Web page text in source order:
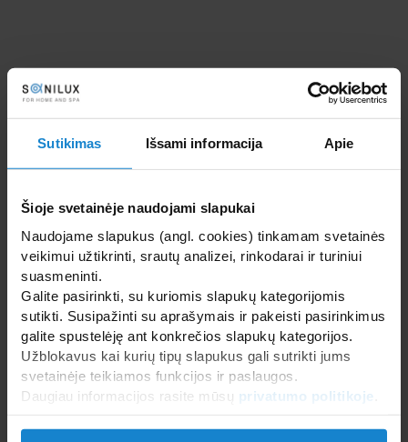
Sutikimas Išsami informacija Apie
Šioje svetainėje naudojami slapukai
Naudojame slapukus (angl. cookies) tinkamam svetainės
veikimui užtikrinti, srautų analizei, rinkodarai ir turiniui
suasmeninti.
Galite pasirinkti, su kuriomis slapukų kategorijomis
sutikti. Susipažinti su aprašymais ir pakeisti pasirinkimus
galite spustelėję ant konkrečios slapukų kategorijos.
Užblokavus kai kurių tipų slapukus gali sutrikti jums
svetainėje teikiamos funkcijos ir paslaugos.
Daugiau informacijos rasite mūsų privatumo politikoje
WDT Kvapų terapija
saunoms – pirtims
SAUNA-PLUS
Atgal
DESCRIPTION